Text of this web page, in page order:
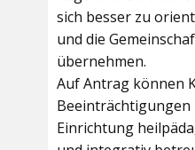
sich besser zu
und die
übernehmen.
Auf Antrag können
Einrichtung